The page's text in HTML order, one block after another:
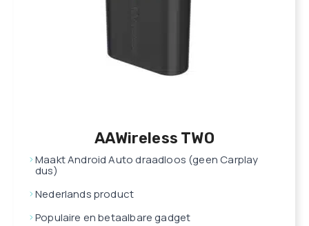
AAWireless TWO
Maakt Android Auto draadloos (geen Carplay
dus)
Nederlands product
Populaire en betaalbare gadget